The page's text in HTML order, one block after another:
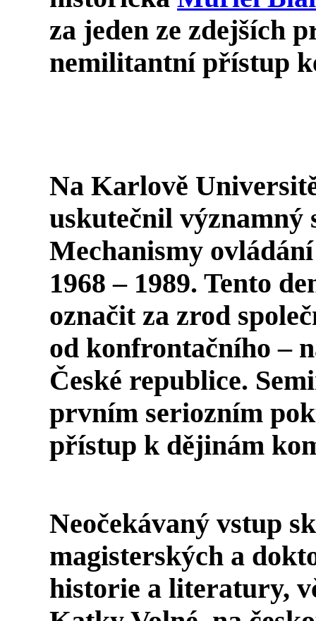
za jeden ze zdejších
nemilitantní přístup
Na Karlově
uskutečnil významný
Mechanismy
1968 – 1989. Tento
označit za zrod
od konfrontačního –
České republice.
prvním seriozním
přístup k dějinám
Neočekávaný vstup
magisterských a
historie a literatury,